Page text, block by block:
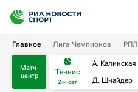
Главное Лига Чемпионов РПЛ
Матч-
центр
Теннис
2-й сет
А. Калинская
Д. Шнайдер